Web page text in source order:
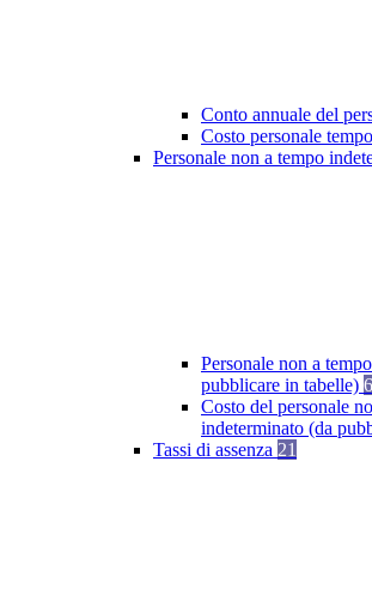
Conto annuale del
Costo personale
Personale non a tempo
Personale non a
pubblicare in tabelle)
Costo del personale
indeterminato (da
Tassi di assenza 21